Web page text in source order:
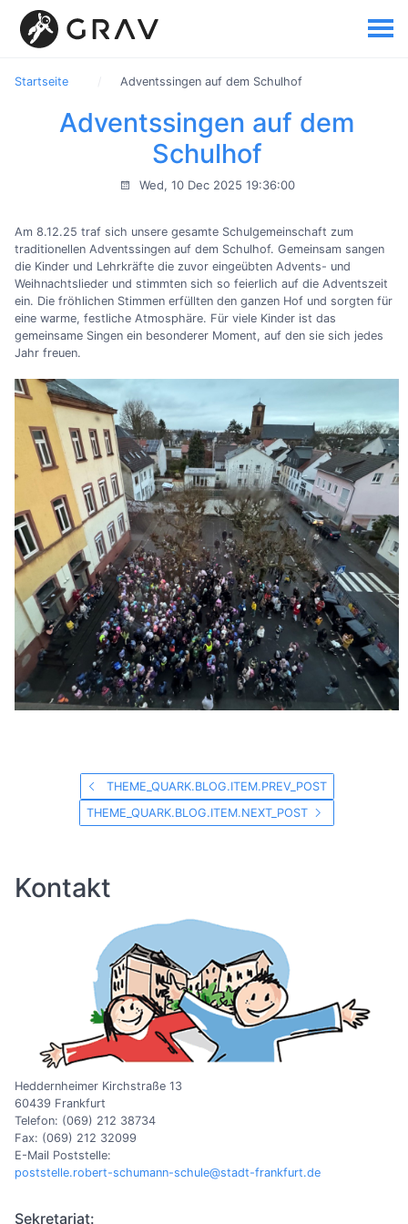
Startseite Adventssingen auf dem Schulhof
Adventssingen auf dem
Schulhof
Wed, 10 Dec 2025 19:36:00
Am 8.12.25 traf sich unsere gesamte Schulgemeinschaft zum
traditionellen Adventssingen auf dem Schulhof. Gemeinsam sangen
die Kinder und Lehrkräfte die zuvor eingeübten Advents- und
Weihnachtslieder und stimmten sich so feierlich auf die Adventszeit
ein. Die fröhlichen Stimmen erfüllten den ganzen Hof und sorgten für
eine warme, festliche Atmosphäre. Für viele Kinder ist das
gemeinsame Singen ein besonderer Moment, auf den sie sich jedes
Jahr freuen.
THEME_QUARK.BLOG.ITEM.PREV_POST
THEME_QUARK.BLOG.ITEM.NEXT_POST
Kontakt
Heddernheimer Kirchstraße 13
60439 Frankfurt
Telefon: (069) 212 38734
Fax: (069) 212 32099
E-Mail Poststelle:
poststelle.robert-schumann-schule@stadt-frankfurt.de
Sekretariat: